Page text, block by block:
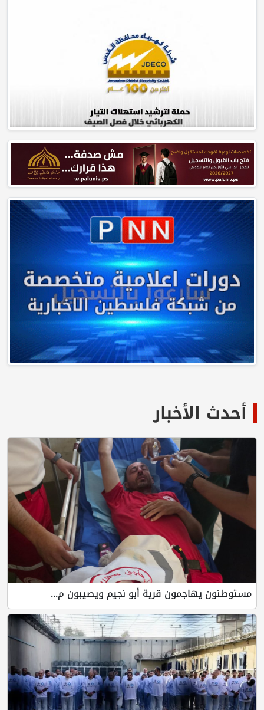
أحدث الأخبار
مستوطنون يهاجمون قرية أبو نجيم ويصيبون م...